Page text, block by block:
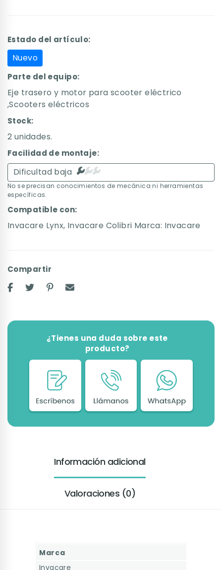
Estado del artículo:
Nuevo
Parte del equipo:
Eje trasero y motor para scooter eléctrico
,Scooters eléctricos
Stock:
2 unidades.
Facilidad de montaje:
Dificultad baja
No se precisan conocimientos de mecánica ni herramientas
específicas.
Compatible con:
Invacare Lynx, Invacare Colibri Marca: Invacare
Compartir
¿Tienes una duda sobre este
producto?
Información adicional
Valoraciones (0)
Marca
Invacare